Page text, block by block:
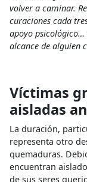
volver a caminar.
curaciones cada
apoyo psicológico…
alcance de alguien
Víctimas
aisladas
La duración,
representa otro
quemaduras.
encuentran
de sus seres